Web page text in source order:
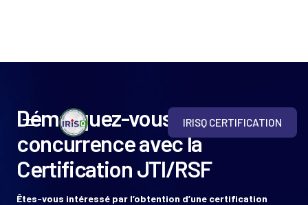
IRISQ CERTIFICATION
Démarquez-vous de la
concurrence avec la
Certification JTI/RSF
Êtes-vous intéressé par l’obtention d’une certification